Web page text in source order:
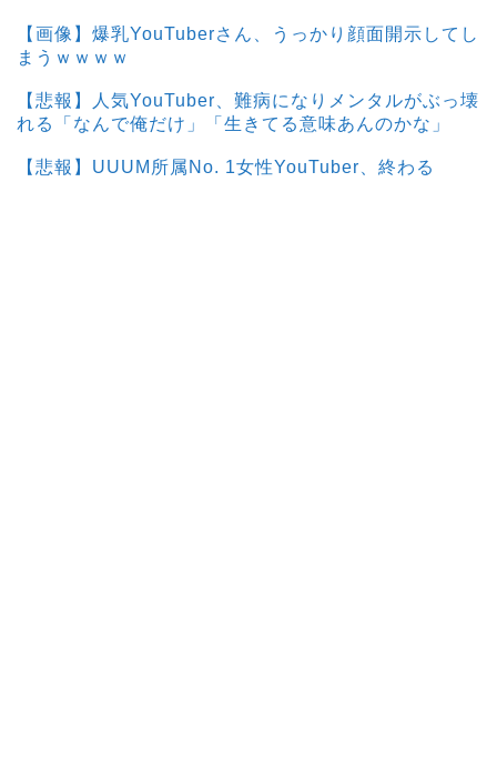
【画像】爆乳YouTuberさん、うっかり顔面開示してし
まうｗｗｗｗ
【悲報】人気YouTuber、難病になりメンタルがぶっ壊
れる「なんで俺だけ」「生きてる意味あんのかな」
【悲報】UUUM所属No. 1女性YouTuber、終わる